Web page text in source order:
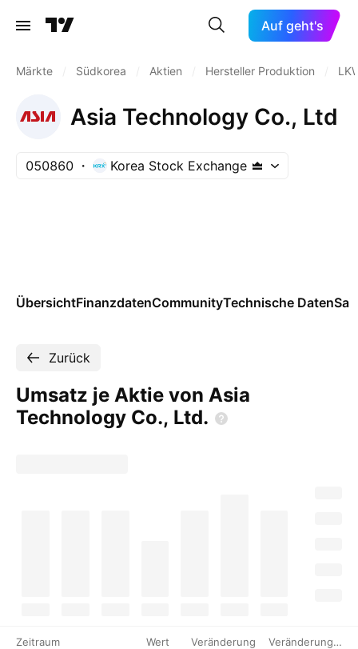
Auf geht's
Märkte Südkorea Aktien Hersteller Produktion
Asia Technology Co., Ltd
050860 Korea Stock Exchange
ÜbersichtFinanzdatenCommunityTechnische Daten
Zurück
Umsatz je Aktie von Asia
Technology Co., Ltd.
Zeitraum Wert Veränderung Veränderung %